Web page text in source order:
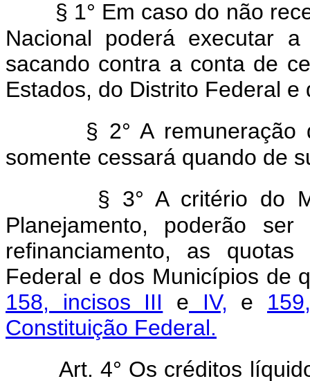
§ 1° Em caso do não
Nacional poderá executar
sacando contra a conta de
Estados, do Distrito Federal e
§ 2° A
somente cessará quando de
§ 3° A critério do
Planejamento, poderão
refinanciamento, as
Federal e dos Municípios de
158, incisos III e IV, e
Constituição Federal.
Art. 4° Os créditos